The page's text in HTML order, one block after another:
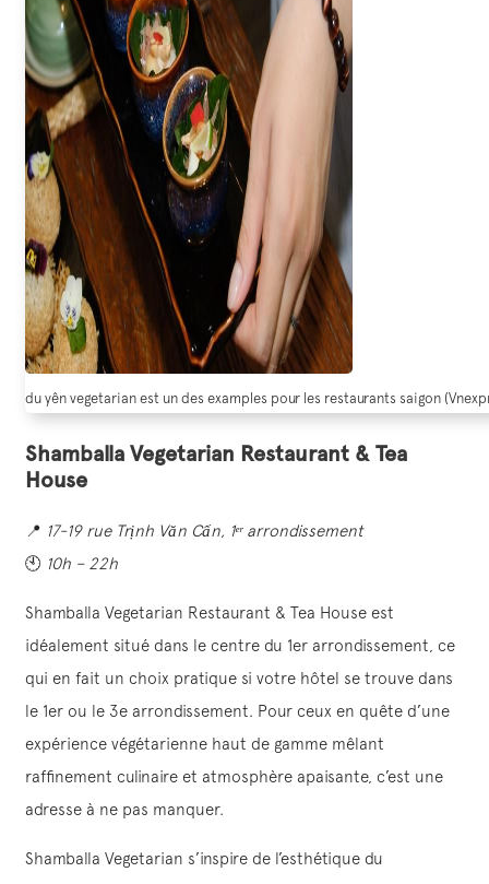
du yên vegetarian est un des examples pour les restaurants saigon
Shamballa Vegetarian Restaurant & Tea
House
📍 17-19 rue Trịnh Văn Cấn, 1ᵉʳ arrondissement
🕙 10h – 22h
Shamballa Vegetarian Restaurant & Tea House est
idéalement situé dans le centre du 1er arrondissement, ce
qui en fait un choix pratique si votre hôtel se trouve dans
le 1er ou le 3e arrondissement. Pour ceux en quête d’une
expérience végétarienne haut de gamme mêlant
raffinement culinaire et atmosphère apaisante, c’est une
adresse à ne pas manquer.
Shamballa Vegetarian s’inspire de l’esthétique du